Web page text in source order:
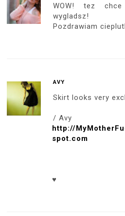
WOW! tez
wygladsz!
Pozdrawiam
AVY
Skirt looks very
/ Avy
http://
spot.com
♥